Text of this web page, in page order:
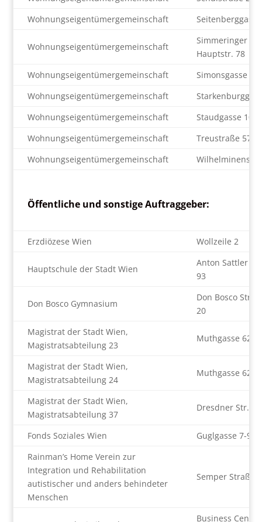
Wohnungseigentümergemeinschaft
Wohnungseigentümergemeinschaft
Simmeringer
Hauptstr. 78
Wohnungseigentümergemeinschaft
Simonsgasse 25
Wohnungseigentümergemeinschaft
Wohnungseigentümergemeinschaft
Staudgasse 10
Wohnungseigentümergemeinschaft
Treustraße 57
Wohnungseigentümergemeinschaft
Wilhelminenstr.
Öffentliche und sonstige Auftraggeber:
Erzdiözese Wien Wollzeile 2
Hauptschule der Stadt Wien
Anton Sattler
93
Don Bosco Gymnasium
Don Bosco
20
Magistrat der Stadt Wien,
Magistratsabteilung 23
Muthgasse 62
Magistrat der Stadt Wien,
Magistratsabteilung 24
Muthgasse 62
Magistrat der Stadt Wien,
Magistratsabteilung 37
Dresdner Str.
Fonds Soziales Wien
Guglgasse 7-9
Rainman’s Home Verein zur
Integration und Rehabilitation
autistischer und anders behindeter
Menschen
Semper Straße
Business Center